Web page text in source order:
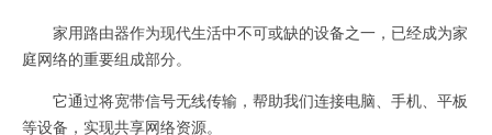
家用路由器作为现代生活中不可或缺的设备之一，已经成为家
庭网络的重要组成部分。
它通过将宽带信号无线传输，帮助我们连接电脑、手机、平板
等设备，实现共享网络资源。